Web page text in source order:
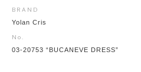
BRAND
Yolan Cris
No.
03-20753 “BUCANEVE DRESS”